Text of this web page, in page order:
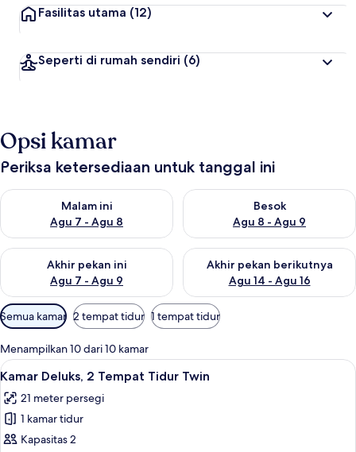
Fasilitas utama (12)
Seperti di rumah sendiri (6)
Opsi kamar
Periksa ketersediaan untuk tanggal ini
Malam ini
Agu 7 - Agu 8
Periksa ketersediaan untuk malam ini Agu 7 - Agu 8
Besok
Agu 8 - Agu 9
Periksa ketersediaan untuk
Akhir pekan ini
Agu 7 - Agu 9
Periksa ketersediaan untuk akhir pekan ini Agu 7 - Agu 9
Akhir pekan berikutnya
Agu 14 - Agu 16
Periksa ketersediaan untuk
Filter
tersedia
untuk
kamar
Semua kamar 2 tempat tidur 1 tempat tidur
Menampilkan 10 dari 10 kamar
Lihat
semua
foto
untuk
Kamar
9
Kamar Deluks, 2 Tempat Tidur Twin
21 meter persegi
1 kamar tidur
Kapasitas 2